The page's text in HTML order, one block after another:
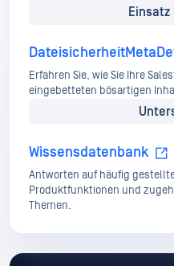
Einsatz
Erfahren Sie, wie Sie Ihre
eingebetteten bösartigen
Wissensdatenbank
Antworten auf häufig
Produktfunktionen und
Themen.